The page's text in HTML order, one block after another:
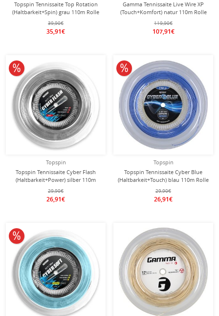
Topspin Tennissaite Top Rotation
(Haltbarkeit+Spin) grau 110m Rolle
39,90€
35,91€
Gamma Tennissaite Live Wire XP
(Touch+Komfort) natur 110m Rolle
119,90€
107,91€
Topspin
Topspin Tennissaite Cyber Flash
(Haltbarkeit+Power) silber 110m
Rolle
29,90€
26,91€
10% reduziert
Topspin
Topspin Tennissaite Cyber Blue
(Haltbarkeit+Touch) blau 110m Rolle
29,90€
26,91€
10% reduziert
10% reduziert